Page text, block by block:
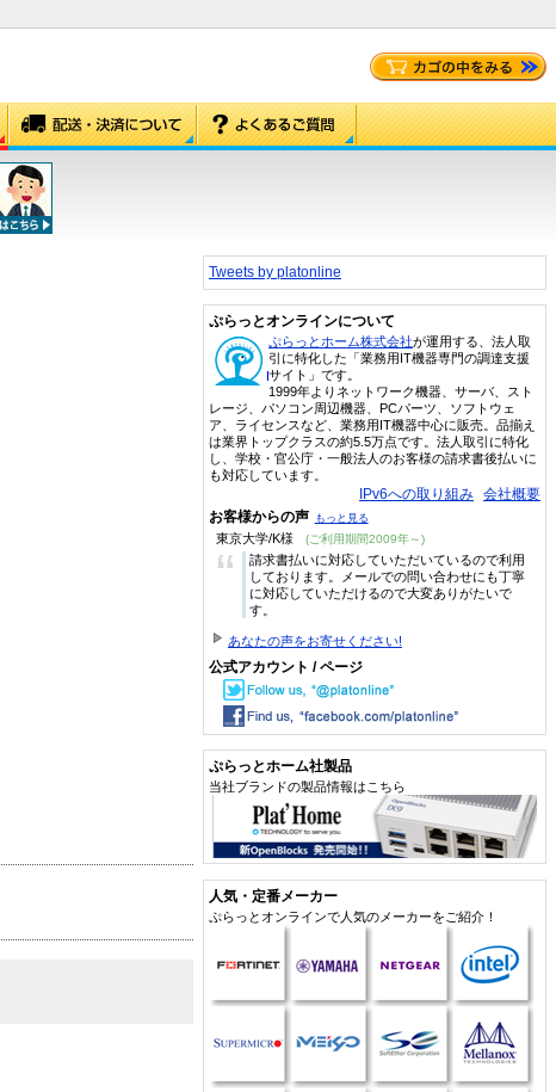
Tweets by platonline
ぷらっとオンラインについて
ぷらっとホーム株式会社が運用する、法人取
引に特化した「業務用IT機器専門の調達支援
サイト」です。
1999年よりネットワーク機器、サーバ、スト
レージ、パソコン周辺機器、PCパーツ、ソフトウェ
ア、ライセンスなど、業務用IT機器中心に販売。品揃え
は業界トップクラスの約5.5万点です。法人取引に特化
し、学校・官公庁・一般法人のお客様の請求書後払いに
も対応しています。
IPv6への取り組み 会社概要
お客様からの声 もっと見る
東京大学/K様 (ご利用期間2009年～)
“
請求書払いに対応していただいているので利用
しております。メールでの問い合わせにも丁寧
に対応していただけるので大変ありがたいで
す。
あなたの声をお寄せください!
公式アカウント / ページ
ぷらっとホーム社製品
当社ブランドの製品情報はこちら
人気・定番メーカー
ぷらっとオンラインで人気のメーカーをご紹介！